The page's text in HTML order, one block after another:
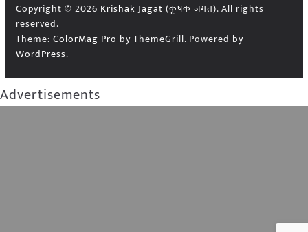
Copyright © 2026 Krishak Jagat (कृषक जगत). All rights
reserved.
Theme: ColorMag Pro by ThemeGrill. Powered by
WordPress.
Advertisements